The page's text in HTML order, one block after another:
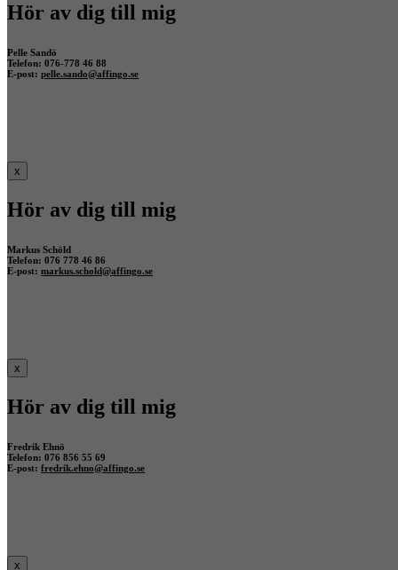
Hör av dig till mig
Pelle Sandö
Telefon: 076-778 46 88
E-post: pelle.sando@affingo.se
x
Hör av dig till mig
Markus Schöld
Telefon: 076 778 46 86
E-post: markus.schold@affingo.se
x
Hör av dig till mig
Fredrik Ehnö
Telefon: 076 856 55 69
E-post: fredrik.ehno@affingo.se
x